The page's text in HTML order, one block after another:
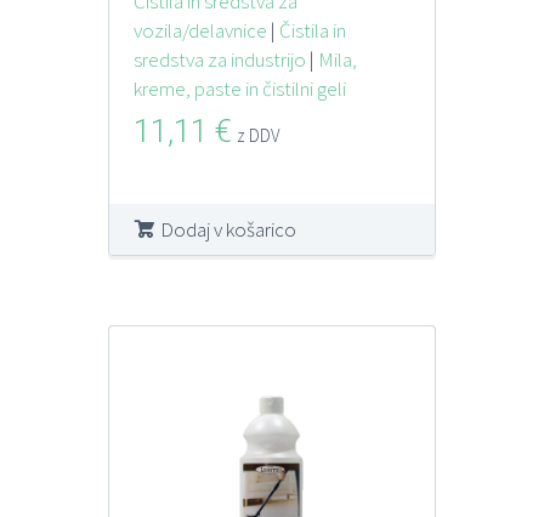
vozila/delavnice | Čistila in
sredstva za industrijo | Mila,
kreme, paste in čistilni geli
11,11 € z DDV
Dodaj v košarico